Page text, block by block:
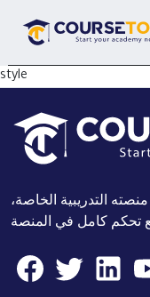
style
التدريبية الخاصة،